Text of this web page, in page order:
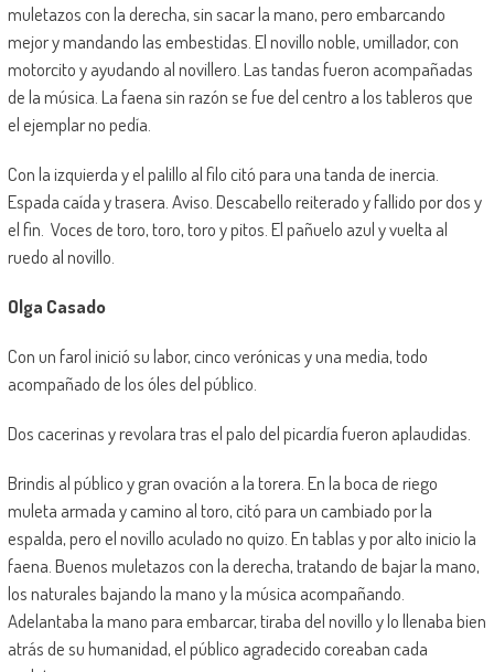
muletazos con la derecha, sin sacar la mano, pero embarcando
mejor y mandando las embestidas. El novillo noble, umillador, con
motorcito y ayudando al novillero. Las tandas fueron acompañadas
de la música. La faena sin razón se fue del centro a los tableros que
el ejemplar no pedía.
Con la izquierda y el palillo al filo citó para una tanda de inercia.
Espada caída y trasera. Aviso. Descabello reiterado y fallido por dos y
el fin. Voces de toro, toro, toro y pitos. El pañuelo azul y vuelta al
ruedo al novillo.
Olga Casado
Con un farol inició su labor, cinco verónicas y una media, todo
acompañado de los óles del público.
Dos cacerinas y revolara tras el palo del picardía fueron aplaudidas.
Brindis al público y gran ovación a la torera. En la boca de riego
muleta armada y camino al toro, citó para un cambiado por la
espalda, pero el novillo aculado no quizo. En tablas y por alto inicio la
faena. Buenos muletazos con la derecha, tratando de bajar la mano,
los naturales bajando la mano y la música acompañando.
Adelantaba la mano para embarcar, tiraba del novillo y lo llenaba bien
atrás de su humanidad, el público agradecido coreaban cada